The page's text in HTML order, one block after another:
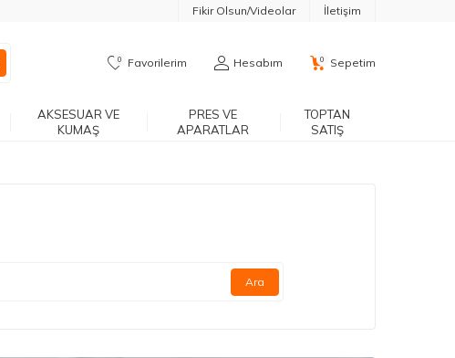
Fikir Olsun/Videolar İletişim
0 Favorilerim Hesabım 0 Sepetim
AKSESUAR VE
KUMAŞ
PRES VE
APARATLAR
TOPTAN
SATIŞ
Ara